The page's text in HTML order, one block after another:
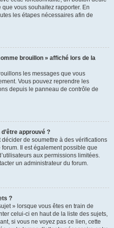
vous souhaitez rapporter. En
les étapes nécessaires afin de
brouillon » affiché lors de la
les messages que vous
Vous pouvez reprendre les
depuis le panneau de contrôle de
approuvé ?
de soumettre à des vérifications
Il est également possible que
aux permissions limitées.
un administrateur du forum.
?
» lorsque vous êtes en train de
celui-ci en haut de la liste des sujets,
si vous ne voyez pas ce lien, cette